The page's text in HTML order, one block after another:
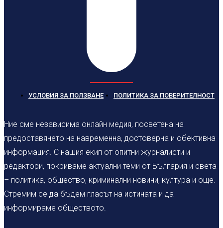
УСЛОВИЯ ЗА ПОЛЗВАНЕ ПОЛИТИКА ЗА ПОВЕРИТЕЛНОСТ
Ние сме независима онлайн медия, посветена на
предоставянето на навременна, достоверна и обективна
информация. С нашия екип от опитни журналисти и
редактори, покриваме актуални теми от България и света
– политика, общество, криминални новини, култура и още.
Стремим се да бъдем гласът на истината и да
информираме обществото.